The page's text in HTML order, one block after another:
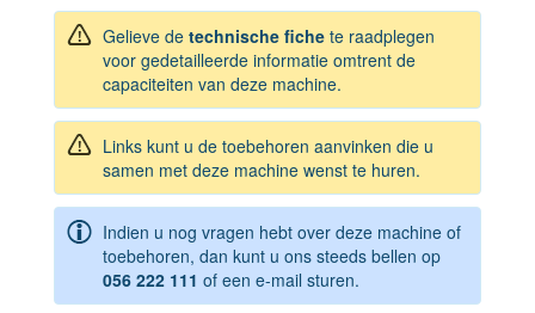
Gelieve de technische fiche te raadplegen
voor gedetailleerde informatie omtrent de
capaciteiten van deze machine.
Links kunt u de toebehoren aanvinken die u
samen met deze machine wenst te huren.
Indien u nog vragen hebt over deze machine of
toebehoren, dan kunt u ons steeds bellen op
056 222 111 of een e-mail sturen.